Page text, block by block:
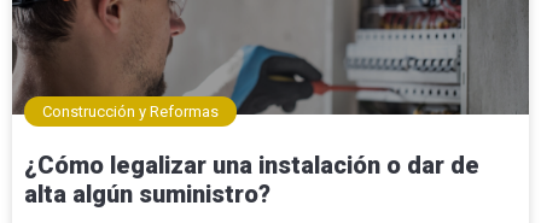
Construcción y Reformas
¿Cómo legalizar una instalación o dar de
alta algún suministro?